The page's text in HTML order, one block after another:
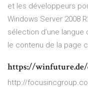
et les développeurs
Windows Server 2008
sélection d’une
le contenu de la page
https://
http://